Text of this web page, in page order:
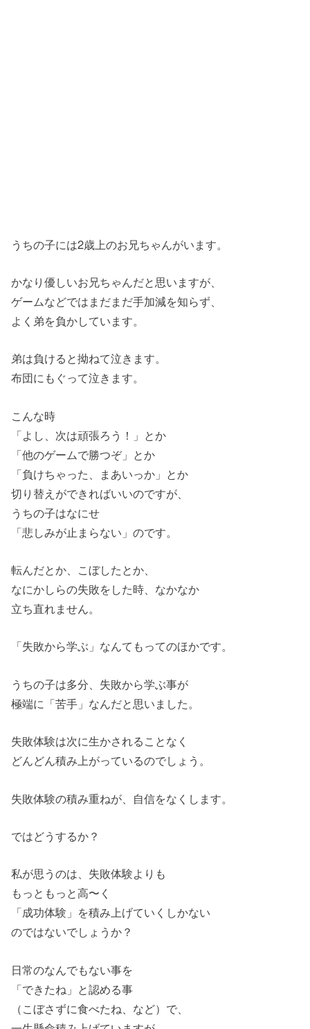
うちの子には2歳上のお兄ちゃんがいます。
かなり優しいお兄ちゃんだと思いますが、
ゲームなどではまだまだ手加減を知らず、
よく弟を負かしています。
弟は負けると拗ねて泣きます。
布団にもぐって泣きます。
こんな時
「よし、次は頑張ろう！」とか
「他のゲームで勝つぞ」とか
「負けちゃった、まあいっか」とか
切り替えができればいいのですが、
うちの子はなにせ
「悲しみが止まらない」のです。
転んだとか、こぼしたとか、
なにかしらの失敗をした時、なかなか
立ち直れません。
「失敗から学ぶ」なんてもってのほかです。
うちの子は多分、失敗から学ぶ事が
極端に「苦手」なんだと思いました。
失敗体験は次に生かされることなく
どんどん積み上がっているのでしょう。
失敗体験の積み重ねが、自信をなくします。
ではどうするか？
私が思うのは、失敗体験よりも
もっともっと高〜く
「成功体験」を積み上げていくしかない
のではないでしょうか？
日常のなんでもない事を
「できたね」と認める事
（こぼさずに食べたね、など）で、